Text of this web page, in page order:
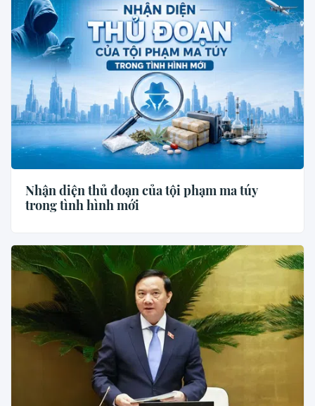
Nhận diện thủ đoạn của tội phạm ma túy
trong tình hình mới